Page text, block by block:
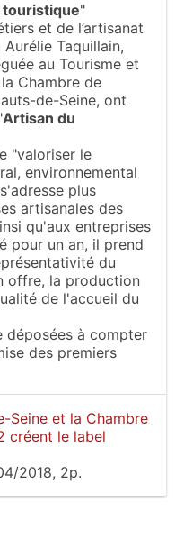
"
et de l’artisanat
Taquillain,
au Tourisme et
Chambre de
de-Seine, ont
Artisan du
"valoriser le
environnemental
plus
artisanales des
qu'aux entreprises
pour un an, il prend
du
offre, la production
de l'accueil du
déposées à compter
des premiers
Seine et la Chambre
créent le label
2018, 2p.